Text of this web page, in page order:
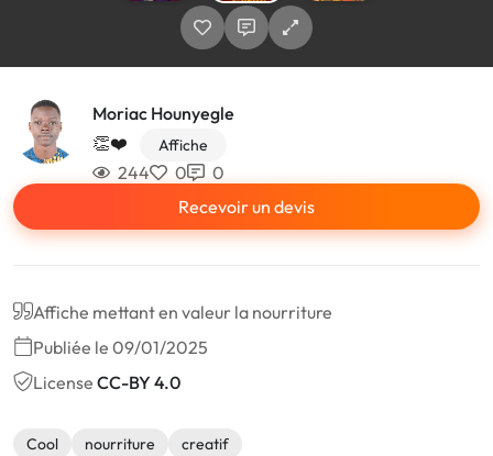
Moriac Hounyegle
👏❤️
Affiche
244 0
0
Recevoir un devis
Affiche mettant en valeur la nourriture
Publiée le 09/01/2025
License CC-BY 4.0
Cool nourriture creatif